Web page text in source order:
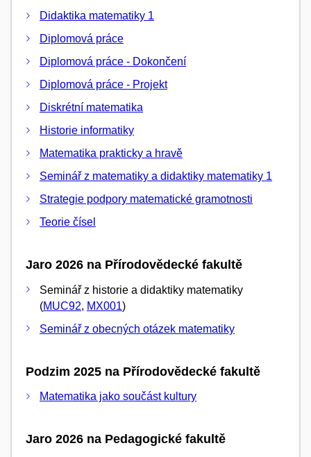
Didaktika matematiky 1
Diplomová práce
Diplomová práce - Dokončení
Diplomová práce - Projekt
Diskrétní matematika
Historie informatiky
Matematika prakticky a hravě
Seminář z matematiky a didaktiky matematiky 1
Strategie podpory matematické gramotnosti
Teorie čísel
Jaro 2026 na Přírodovědecké fakultě
Seminář z historie a didaktiky matematiky
(MUC92, MX001)
Seminář z obecných otázek matematiky
Podzim 2025 na Přírodovědecké fakultě
Matematika jako součást kultury
Jaro 2026 na Pedagogické fakultě